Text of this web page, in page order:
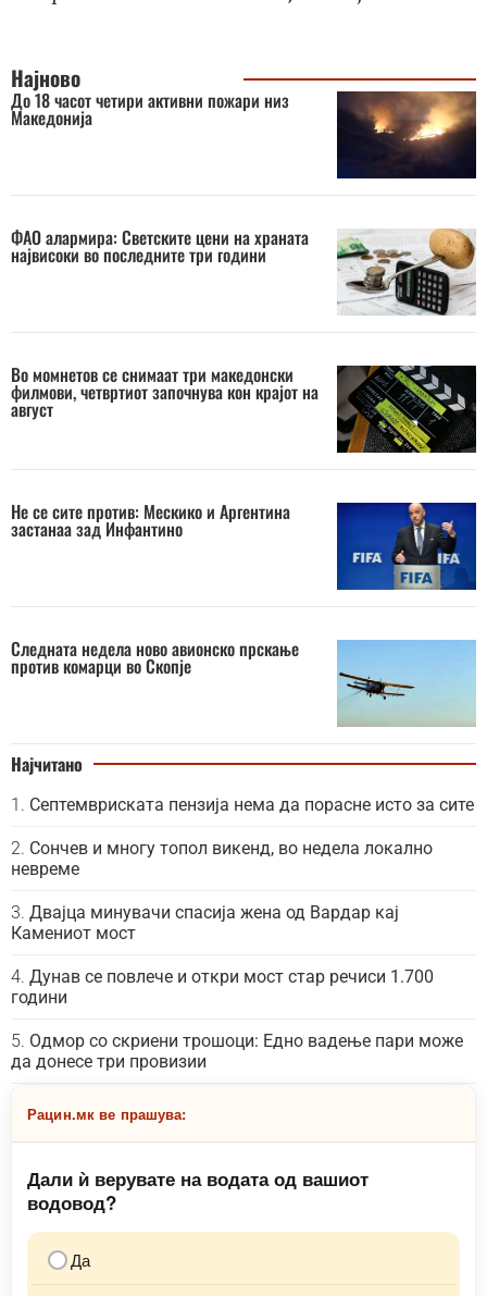
Најново
До 18 часот четири активни пожари низ
Македонија
ФАО алармира: Светските цени на храната
највисоки во последните три години
Во момнетов се снимаат три македонски
филмови, четвртиот започнува кон крајот на
август
Не се сите против: Мескико и Аргентина
застанаа зад Инфантино
Следната недела ново авионско прскање
против комарци во Скопје
Најчитано
Септемвриската пензија нема да порасне исто за сите
Сончев и многу топол викенд, во недела локално
невреме
Двајца минувачи спасија жена од Вардар кај
Камениот мост
Дунав се повлече и откри мост стар речиси 1.700
години
Одмор со скриени трошоци: Едно вадење пари може
да донесе три провизии
Рацин.мк ве прашува:
Дали ѝ верувате на водата од вашиот
водовод?
Да